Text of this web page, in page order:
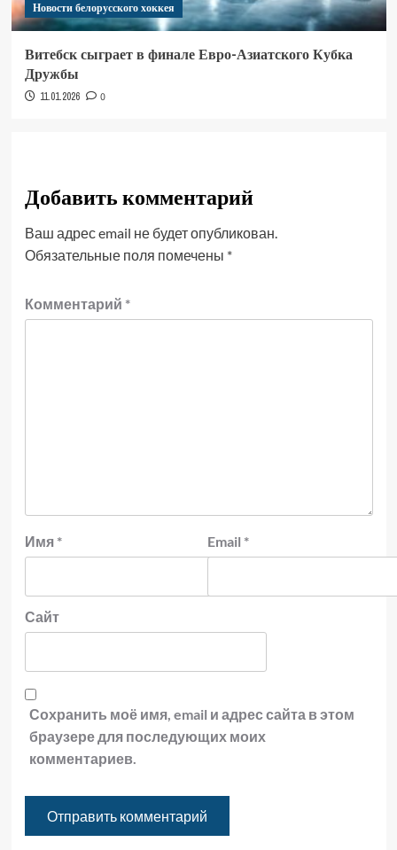
Новости белорусского хоккея
Витебск сыграет в финале Евро-Азиатского Кубка
Дружбы
11.01.2026 0
Добавить комментарий
Ваш адрес email не будет опубликован.
Обязательные поля помечены *
Комментарий *
Имя * Email *
Сайт
Сохранить моё имя, email и адрес сайта в этом
браузере для последующих моих
комментариев.